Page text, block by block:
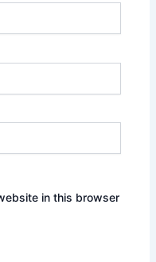
in this browser